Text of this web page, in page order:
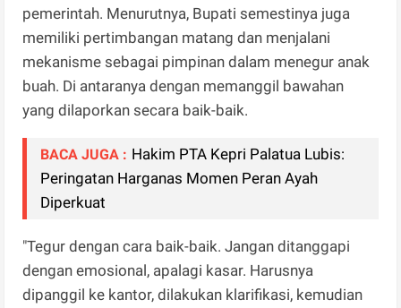
pemerintah. Menurutnya, Bupati semestinya juga
memiliki pertimbangan matang dan menjalani
mekanisme sebagai pimpinan dalam menegur anak
buah. Di antaranya dengan memanggil bawahan
yang dilaporkan secara baik-baik.
BACA JUGA : Hakim PTA Kepri Palatua Lubis:
Peringatan Harganas Momen Peran Ayah
Diperkuat
"Tegur dengan cara baik-baik. Jangan ditanggapi
dengan emosional, apalagi kasar. Harusnya
dipanggil ke kantor, dilakukan klarifikasi, kemudian